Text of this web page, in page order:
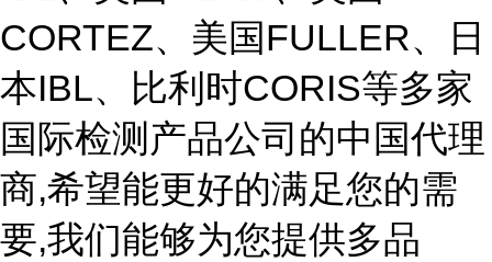
CORTEZ、美国FULLER、日
本IBL、比利时CORIS等多家
国际检测产品公司的中国代理
商,希望能更好的满足您的需
要,我们能够为您提供多品